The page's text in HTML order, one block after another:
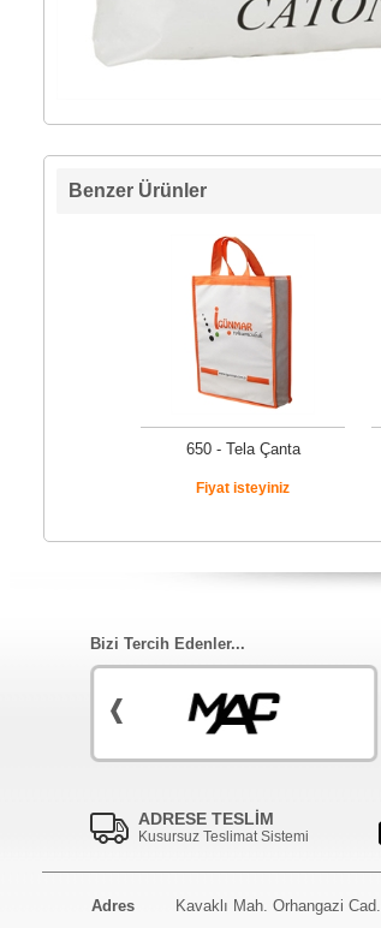
Benzer Ürünler
650 - Tela Çanta
Fiyat isteyiniz
Bizi Tercih Edenler...
ADRESE TESLİM
Kusursuz Teslimat Sistemi
Adres
Kavaklı Mah. Orhangazi